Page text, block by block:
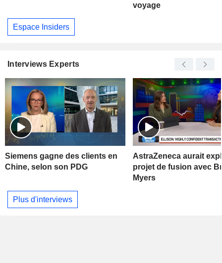
voyage
Espace Insiders
Interviews Experts
Siemens gagne des clients en
Chine, selon son PDG
AstraZeneca aurait
projet de fusion avec
Myers
Plus d'interviews